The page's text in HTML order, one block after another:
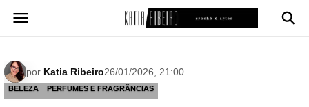
para
por Katia Ribeiro26/01/2026, 21:00
BELEZA PERFUMES E FRAGRÂNCIAS